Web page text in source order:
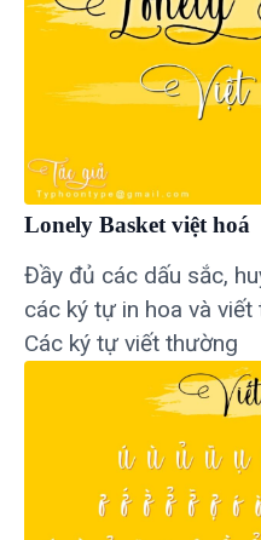
Lonely Basket việt hoá
Đầy đủ các dấu sắc,
các ký tự in hoa và viết
Các ký tự viết thường